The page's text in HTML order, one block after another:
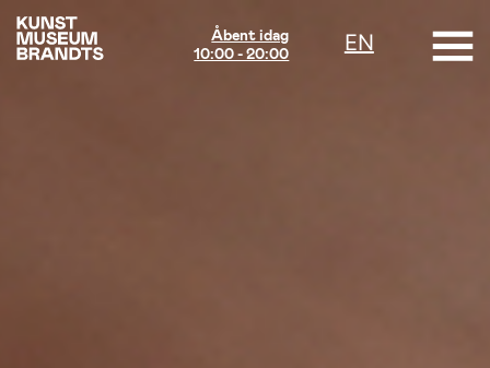
Åbent idag
10:00 - 20:00
EN